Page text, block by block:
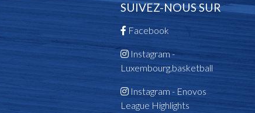
SUIVEZ-NOUS SUR
Facebook
Instagram -
Luxembourg.basketball
Instagram - Enovos
League Highlights